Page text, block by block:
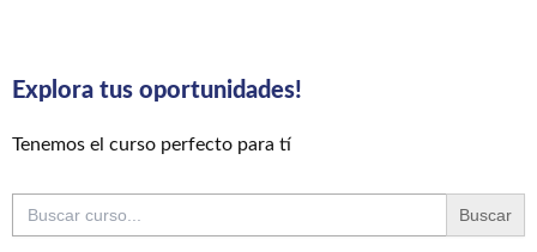
Explora tus oportunidades!
Tenemos el curso perfecto para tí
Buscar: